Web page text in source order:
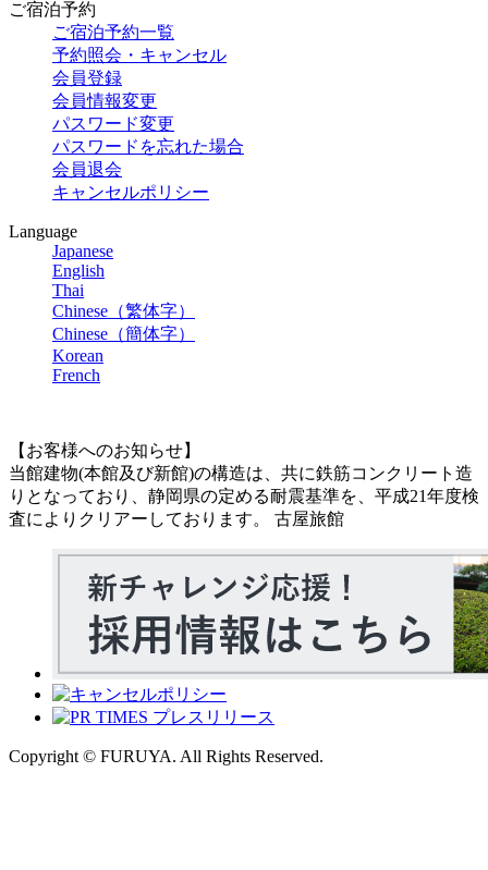
ご宿泊予約
ご宿泊予約一覧
予約照会・キャンセル
会員登録
会員情報変更
パスワード変更
パスワードを忘れた場合
会員退会
キャンセルポリシー
Language
Japanese
English
Thai
Chinese（繁体字）
Chinese（簡体字）
Korean
French
【お客様へのお知らせ】
当館建物(本館及び新館)の構造は、共に鉄筋コンクリート造
りとなっており、静岡県の定める耐震基準を、平成21年度検
査によりクリアーしております。 古屋旅館
Copyright © FURUYA. All Rights Reserved.